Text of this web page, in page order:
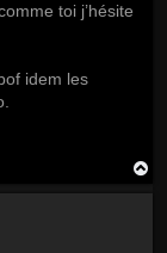
toi j’hésite
idem les